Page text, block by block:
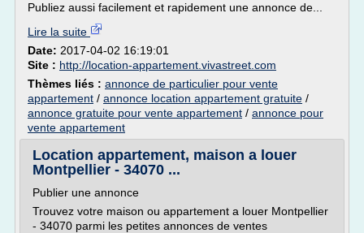
Publiez aussi facilement et rapidement une annonce de...
Lire la suite
Date: 2017-04-02 16:19:01
Site : http://location-appartement.vivastreet.com
Thèmes liés : annonce de particulier pour vente
appartement / annonce location appartement gratuite /
annonce gratuite pour vente appartement / annonce pour
vente appartement
Location appartement, maison a louer
Montpellier - 34070 ...
Publier une annonce
Trouvez votre maison ou appartement a louer Montpellier
- 34070 parmi les petites annonces de ventes